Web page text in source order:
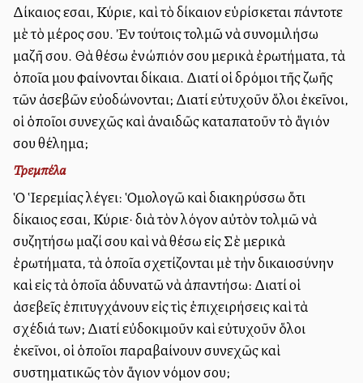
Δίκαιος εἶσαι, Κύριε, καὶ τὸ δίκαιον εὑρίσκεται πάντοτε
μὲ τὸ μέρος σου. Ἐν τούτοις τολμῶ νὰ συνομιλήσω
μαζῆ σου. Θὰ θέσω ἐνώπιόν σου μερικὰ ἐρωτήματα, τὰ
ὁποῖα μου φαίνονται δίκαια. Διατί οἱ δρόμοι τῆς ζωῆς
τῶν ἀσεβῶν εὐοδώνονται; Διατί εὐτυχοῦν ὅλοι ἐκεῖνοι,
οἱ ὁποῖοι συνεχῶς καὶ ἀναιδῶς καταπατοῦν τὸ ἅγιόν
σου θέλημα;
Τρεμπέλα
Ὁ Ἱερεμίας λέγει: Ὁμολογῶ καὶ διακηρύσσω ὅτι
δίκαιος εἶσαι, Κύριε· διὰ τὸν λόγον αὐτὸν τολμῶ νὰ
συζητήσω μαζί σου καὶ νὰ θέσω εἰς Σὲ μερικὰ
ἐρωτήματα, τὰ ὁποῖα σχετίζονται μὲ τὴν δικαιοσύνην
καὶ εἰς τὰ ὁποῖα ἀδυνατῶ νὰ ἀπαντήσω: Διατί οἱ
ἀσεβεῖς ἐπιτυγχάνουν εἰς τὶς ἐπιχειρήσεις καὶ τὰ
σχέδιά των; Διατί εὐδοκιμοῦν καὶ εὐτυχοῦν ὅλοι
ἐκεῖνοι, οἱ ὁποῖοι παραβαίνουν συνεχῶς καὶ
συστηματικῶς τὸν ἅγιον νόμον σου;